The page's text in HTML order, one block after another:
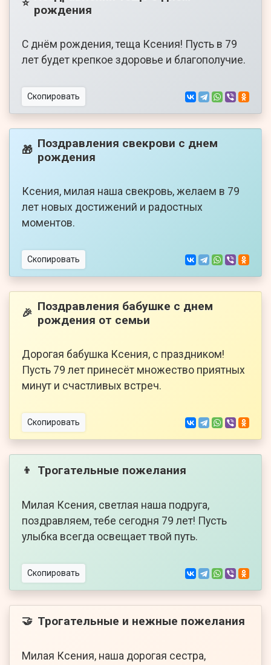
⭐ рождения
С днём рождения, теща Ксения! Пусть в 79
лет будет крепкое здоровье и благополучие.
Скопировать
🎁 Поздравления свекрови с днем
рождения
Ксения, милая наша свекровь, желаем в 79
лет новых достижений и радостных
моментов.
Скопировать
🎉 Поздравления бабушке с днем
рождения от семьи
Дорогая бабушка Ксения, с праздником!
Пусть 79 лет принесёт множество приятных
минут и счастливых встреч.
Скопировать
👦 Трогательные пожелания
Милая Ксения, светлая наша подруга,
поздравляем, тебе сегодня 79 лет! Пусть
улыбка всегда освещает твой путь.
Скопировать
🤝 Трогательные и нежные пожелания
Милая Ксения, наша дорогая сестра,